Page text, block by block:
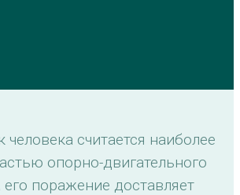
человека считается наиболее
опорно-двигательного
его поражение доставляет